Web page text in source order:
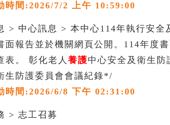
時間:2026/7/2 上午 10:59:00
> 中心訊息 > 本中心114年執行安全
面報告並於機關網頁公開。114年度
表。 彰化老人 養護中心安全及衛生
生防護委員會會議紀錄*/
時間:2026/6/8 下午 02:31:00
> 志工召募